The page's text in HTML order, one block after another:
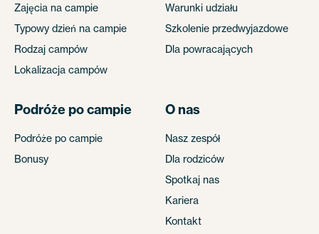
Zajęcia na campie
Typowy dzień na campie
Rodzaj campów
Lokalizacja campów
Warunki udziału
Szkolenie przedwyjazdowe
Dla powracających
Podróże po campie
Podróże po campie
Bonusy
O nas
Nasz zespół
Dla rodziców
Spotkaj nas
Kariera
Kontakt